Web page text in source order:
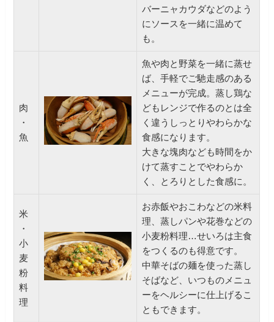
バーニャカウダなどのよう
にソースを一緒に温めて
も。
肉
・
魚
魚や肉と野菜を一緒に蒸せ
ば、手軽でご馳走感のある
メニューが完成。蒸し鶏な
どもレンジで作るのとは全
く違うしっとりやわらかな
食感になります。
大きな塊肉なども時間をか
けて蒸すことでやわらか
く、とろりとした食感に。
米
・
小
麦
粉
料
理
お赤飯やおこわなどの米料
理、蒸しパンや花巻などの
小麦粉料理…せいろは主食
をつくるのも得意です。
中華そばの麺を使った蒸し
そばなど、いつものメニュ
ーをヘルシーに仕上げるこ
ともできます。